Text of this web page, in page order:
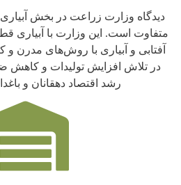
دیدگاه وزارت زراعت در بخش
متفاوت است. این وزارت با آبیاری
آفتابی و آبیاری با روش‌های مدرن
در تلاش افزایش تولیدات و
رشد اقتصاد دهقانان و